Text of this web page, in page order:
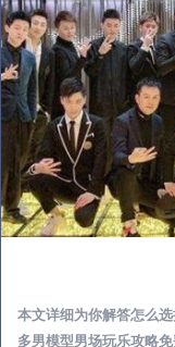
本文详细为你解答怎么
多男模型男场玩乐攻略